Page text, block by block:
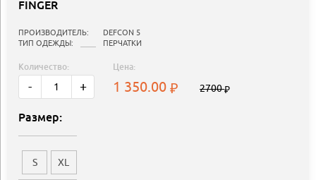
FINGER
ПРОИЗВОДИТЕЛЬ:
DEFCON 5
ТИП ОДЕЖДЫ:
ПЕРЧАТКИ
Количество:
- +
Цена:
1 350.00 2700
Размер:
S XL